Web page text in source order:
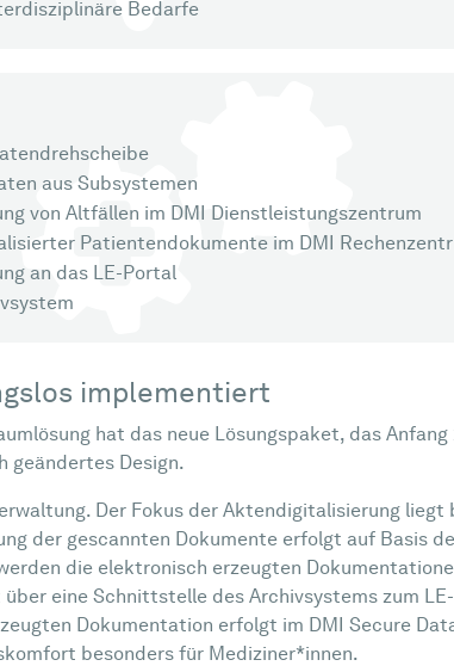
Bedarfe
aus Subsystemen
von Altfällen im DMI Dienstleistungszentrum
Patientendokumente im DMI
an das LE-Portal
implementiert
hat das neue Lösungspaket, das
geändertes Design.
Der Fokus der Aktendigitalisierung
der gescannten Dokumente erfolgt auf Basis
die elektronisch erzeugten
eine Schnittstelle des Archivsystems zum
Dokumentation erfolgt im DMI Secure
besonders für Mediziner*innen.